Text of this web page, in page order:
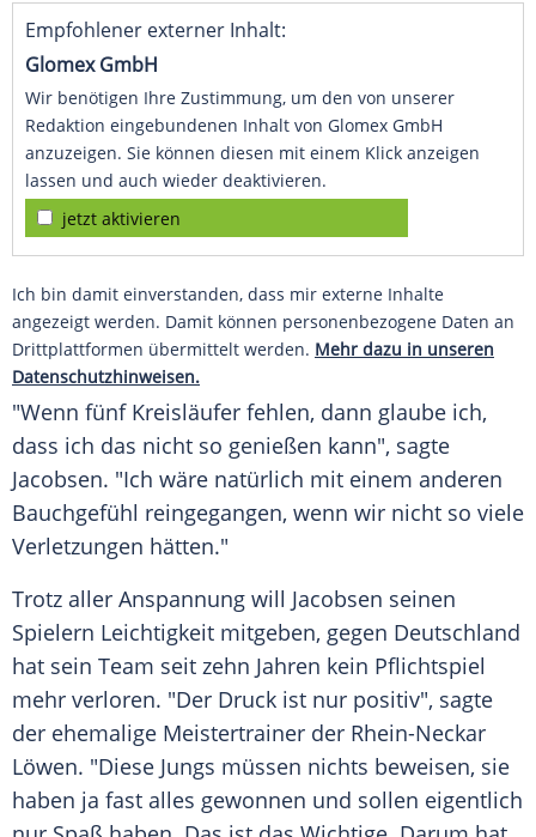
Empfohlener externer Inhalt:
Glomex GmbH
Wir benötigen Ihre Zustimmung, um den von unserer
Redaktion eingebundenen Inhalt von Glomex GmbH
anzuzeigen. Sie können diesen mit einem Klick anzeigen
lassen und auch wieder deaktivieren.
jetzt aktivieren
Ich bin damit einverstanden, dass mir externe Inhalte
angezeigt werden. Damit können personenbezogene Daten an
Drittplattformen übermittelt werden. Mehr dazu in unseren
Datenschutzhinweisen.
"Wenn fünf Kreisläufer fehlen, dann glaube ich,
dass ich das nicht so genießen kann", sagte
Jacobsen. "Ich wäre natürlich mit einem anderen
Bauchgefühl reingegangen, wenn wir nicht so viele
Verletzungen hätten."
Trotz aller Anspannung will Jacobsen seinen
Spielern Leichtigkeit mitgeben, gegen Deutschland
hat sein Team seit zehn Jahren kein Pflichtspiel
mehr verloren. "Der Druck ist nur positiv", sagte
der ehemalige Meistertrainer der Rhein-Neckar
Löwen. "Diese Jungs müssen nichts beweisen, sie
haben ja fast alles gewonnen und sollen eigentlich